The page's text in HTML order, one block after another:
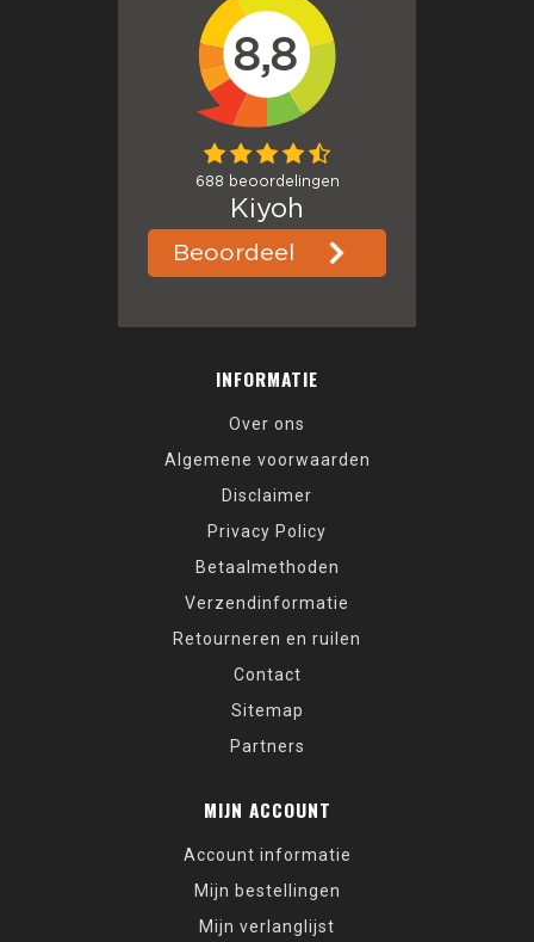
INFORMATIE
Over ons
Algemene voorwaarden
Disclaimer
Privacy Policy
Betaalmethoden
Verzendinformatie
Retourneren en ruilen
Contact
Sitemap
Partners
MIJN ACCOUNT
Account informatie
Mijn bestellingen
Mijn verlanglijst